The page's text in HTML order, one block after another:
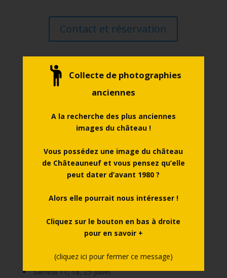
Collecte de photographies
anciennes
A la recherche des plus anciennes
images du château !
Vous possédez une image du château
de Châteauneuf et vous pensez qu’elle
peut dater d’avant 1980 ?
Alors elle pourrait nous intéresser !
Cliquez sur le bouton en bas à droite
pour en savoir +
(cliquez ici pour fermer ce message)
Contact et réservation
Consultez le programme de la
saison culturelle 2026
Articles récents
Jeudi 30 juillet et 13 août 2026
Vendredi 7, 14, 21 août
Voyage au crépuscule
Le programme de la saison culturelle est arrivé !
Samedi 11, 18, 25 juillet